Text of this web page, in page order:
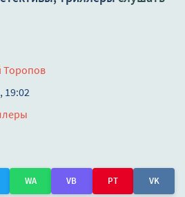
Торопов
19:02
WA VB PT VK